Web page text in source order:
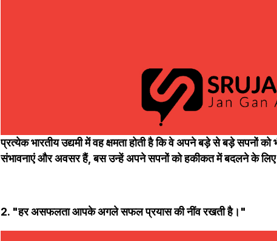
प्रत्येक भारतीय उद्यमी में वह क्षमता होती है कि वे अपने बड़े से बड़े सपनों
संभावनाएं और अवसर हैं, बस उन्हें अपने सपनों को हकीकत में बदलने के
2. "हर असफलता आपके अगले सफल प्रयास की नींव रखती है।"